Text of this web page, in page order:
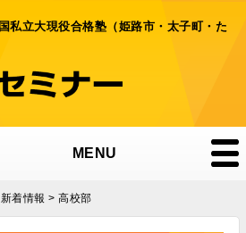
私立大現役合格塾（姫路市・太子町・た
MENU
新着情報 >高校部